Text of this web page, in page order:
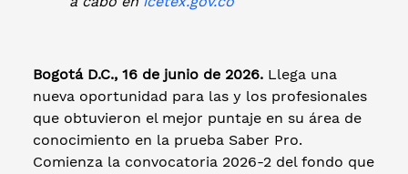
Bogotá D.C., 16 de junio de 2026. Llega una
nueva oportunidad para las y los profesionales
que obtuvieron el mejor puntaje en su área de
conocimiento en la prueba Saber Pro.
Comienza la convocatoria 2026-2 del fondo que